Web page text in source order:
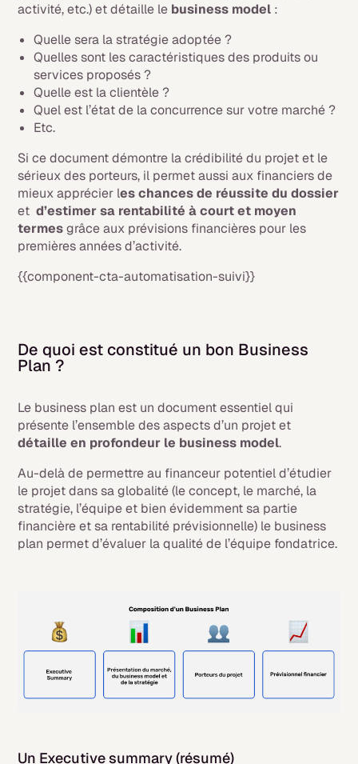
activité, etc.) et détaille le business model :
Quelle sera la stratégie adoptée ?
Quelles sont les caractéristiques des produits ou
services proposés ?
Quelle est la clientèle ?
Quel est l’état de la concurrence sur votre marché ?
Etc.
Si ce document démontre la crédibilité du projet et le
sérieux des porteurs, il permet aussi aux financiers de
mieux apprécier les chances de réussite du dossier
etd’estimer sa rentabilité à court et moyen
termesgrâce aux prévisions financières pour les
premières années d’activité.
{{component-cta-automatisation-suivi}}
De quoi est constitué un bon Business
Plan ?
Le business plan est un document essentiel qui
présente l’ensemble des aspects d’un projet et
détaille en profondeur le business model.
Au-delà de permettre au financeur potentiel d’étudier
le projet dans sa globalité (le concept, le marché, la
stratégie, l’équipe et bien évidemment sa partie
financière et sa rentabilité prévisionnelle) le business
plan permet d’évaluer la qualité de l’équipe fondatrice.
Un Executive summary(résumé)